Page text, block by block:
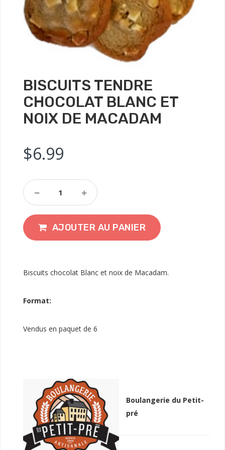
BISCUITS TENDRE
CHOCOLAT BLANC ET
NOIX DE MACADAM
$6.99
AJOUTER AU PANIER
Biscuits chocolat Blanc et noix de Macadam.
Format:
Vendus en paquet de 6
Boulangerie du Petit-
pré